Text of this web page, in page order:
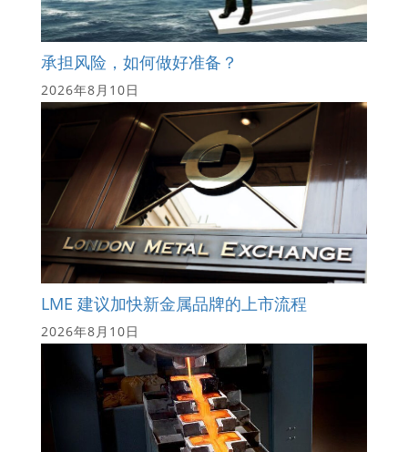
承担风险，如何做好准备？
2026年8月10日
LME 建议加快新金属品牌的上市流程
2026年8月10日